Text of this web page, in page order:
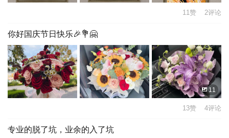
11赞 2评论
你好国庆节日快乐🎉💐🤗
11
13赞 4评论
专业的脱了坑，业余的入了坑